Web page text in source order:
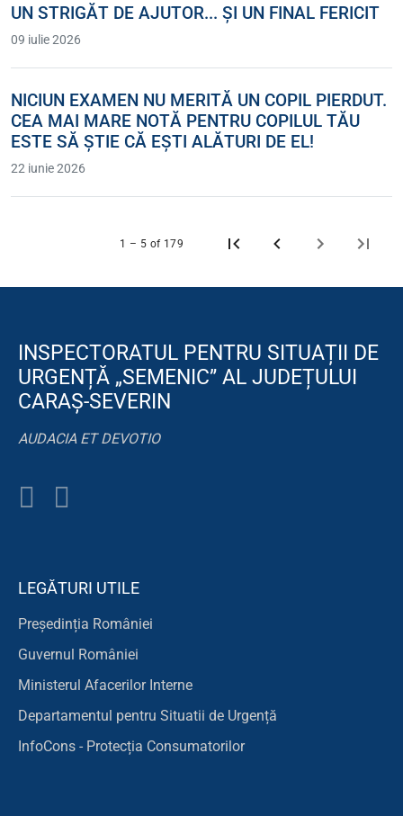
UN STRIGĂT DE AJUTOR... ȘI UN FINAL FERICIT
09 iulie 2026
NICIUN EXAMEN NU MERITĂ UN COPIL PIERDUT.
CEA MAI MARE NOTĂ PENTRU COPILUL TĂU
ESTE SĂ ȘTIE CĂ EȘTI ALĂTURI DE EL!
22 iunie 2026
1 – 5 of 179
INSPECTORATUL PENTRU SITUAȚII DE
URGENȚĂ „SEMENIC” AL JUDEȚULUI
CARAȘ-SEVERIN
AUDACIA ET DEVOTIO
LEGĂTURI UTILE
Președinția României
Guvernul României
Ministerul Afacerilor Interne
Departamentul pentru Situatii de Urgență
InfoCons - Protecția Consumatorilor